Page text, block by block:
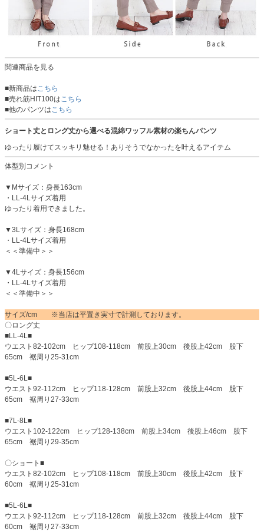
関連商品を見る
■新商品はこちら
■売れ筋HIT100はこちら
■他のパンツはこちら
ショート丈とロング丈から選べる混綿ワッフル素材の楽ちんパンツ
ゆったり履けてスッキリ魅せる！ありそうでなかったを叶えるアイテム
体型別コメント
▼Mサイズ：身長163cm
・LL-4Lサイズ着用
ゆったり着用できました。
▼3Lサイズ：身長168cm
・LL-4Lサイズ着用
＜＜準備中＞＞
▼4Lサイズ：身長156cm
・LL-4Lサイズ着用
＜＜準備中＞＞
サイズ/cm ※当店は平置き実寸で計測しております。
〇ロング丈
■LL-4L■
ウエスト82-102cm ヒップ108-118cm 前股上30cm 後股上42cm 股下
65cm 裾周り25-31cm
■5L-6L■
ウエスト92-112cm ヒップ118-128cm 前股上32cm 後股上44cm 股下
65cm 裾周り27-33cm
■7L-8L■
ウエスト102-122cm ヒップ128-138cm 前股上34cm 後股上46cm 股下
65cm 裾周り29-35cm
〇ショート■
ウエスト82-102cm ヒップ108-118cm 前股上30cm 後股上42cm 股下
60cm 裾周り25-31cm
■5L-6L■
ウエスト92-112cm ヒップ118-128cm 前股上32cm 後股上44cm 股下
60cm 裾周り27-33cm